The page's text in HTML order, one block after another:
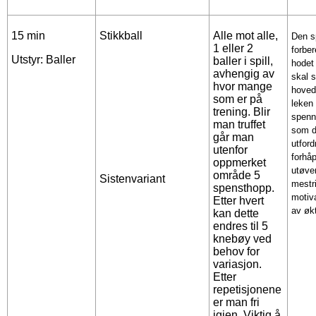
15 min
Utstyr: Baller
Stikkball
Sistenvariant
Alle mot alle,
1 eller 2
baller i spill,
avhengig av
hvor mange
som er på
trening. Blir
man truffet
går man
utenfor
oppmerket
område 5
spensthopp.
Etter hvert
kan dette
endres til 5
knebøy ved
behov for
variasjon.
Etter
repetisjonene
er man fri
Den
skal
som
av